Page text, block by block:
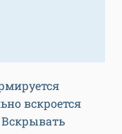
вскроется